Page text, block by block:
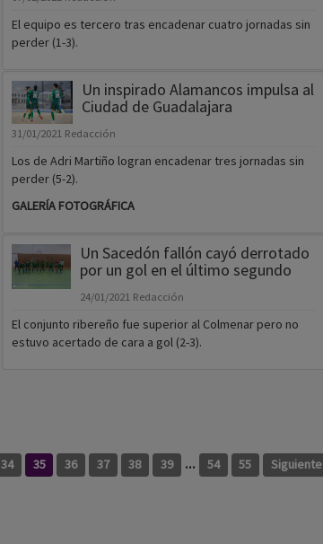
El equipo es tercero tras encadenar cuatro jornadas sin
perder (1-3).
Un inspirado Alamancos impulsa al
Ciudad de Guadalajara
31/01/2021 Redacción
Los de Adri Martiño logran encadenar tres jornadas sin
perder (5-2).
GALERÍA FOTOGRÁFICA
Un Sacedón fallón cayó derrotado
por un gol en el último segundo
24/01/2021 Redacción
El conjunto ribereño fue superior al Colmenar pero no
estuvo acertado de cara a gol (2-3).
34 35 36 37 38 39 ... 54 55 Siguiente